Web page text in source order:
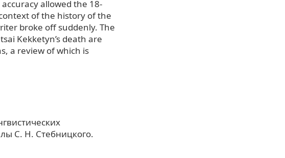
allowed the 18-
of the history of the
broke off suddenly. The
Kekketyn’s death are
a review of which is
С. Н. Стебницкого.